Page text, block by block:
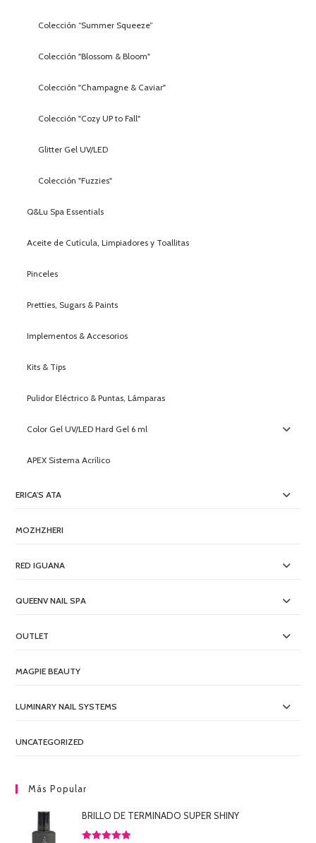
Colección “Summer Squeeze”
Colección "Blossom & Bloom"
Colección "Champagne & Caviar"
Colección "Cozy UP to Fall"
Glitter Gel UV/LED
Colección "Fuzzies"
Q&Lu Spa Essentials
Aceite de Cutícula, Limpiadores y Toallitas
Pinceles
Pretties, Sugars & Paints
Implementos & Accesorios
Kits & Tips
Pulidor Eléctrico & Puntas, Lámparas
Color Gel UV/LED Hard Gel 6 ml
APEX Sistema Acrílico
ERICA'S ATA
MOZHZHERI
RED IGUANA
QUEENV NAIL SPA
OUTLET
MAGPIE BEAUTY
LUMINARY NAIL SYSTEMS
UNCATEGORIZED
Más Popular
BRILLO DE TERMINADO SUPER SHINY